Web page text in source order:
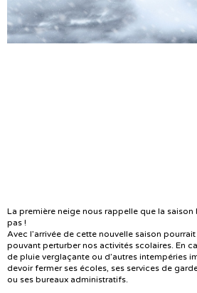
La première neige nous rappelle que la
pas !
Avec l’arrivée de cette nouvelle saison
pouvant perturber nos activités scolaires. En
de pluie verglaçante ou d’autres intempéries
devoir fermer ses écoles, ses services de
ou ses bureaux administratifs.